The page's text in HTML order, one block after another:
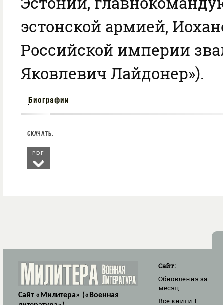
эстонской армией,
Российской империи
Яковлевич Лайдонер»).
Биографии
PDF
Сайт «Милитера» («Военная
Сайт:
Обновленияза
месяц
Все книги+